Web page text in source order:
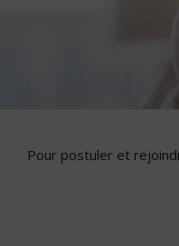
Pour postuler et